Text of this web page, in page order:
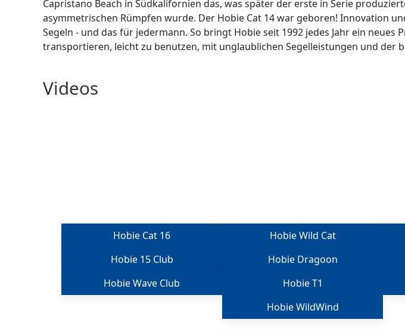
Capristano Beach in Südkalifornien das, was später der erste in Serie
asymmetrischen Rümpfen wurde. Der Hobie Cat 14 war geboren! Innovation
Segeln - und das für jedermann. So bringt Hobie seit 1992 jedes Jahr ein neues
transportieren, leicht zu benutzen, mit unglaublichen Segelleistungen und der
Videos
Hobie Cat 16 Hobie Wild Cat
Hobie 15 Club
Hobie Dragoon
Hobie Wave Club
Hobie T1
Hobie WildWind